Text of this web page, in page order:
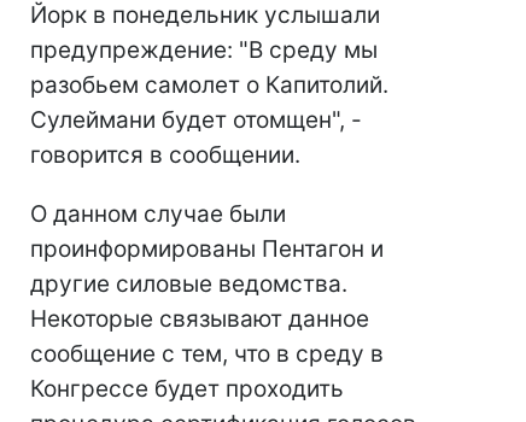
Йорк в понедельник услышали
предупреждение: "В среду мы
разобьем самолет о Капитолий.
Сулеймани будет отомщен", -
говорится в сообщении.
О данном случае были
проинформированы Пентагон и
другие силовые ведомства.
Некоторые связывают данное
сообщение с тем, что в среду в
Конгрессе будет проходить